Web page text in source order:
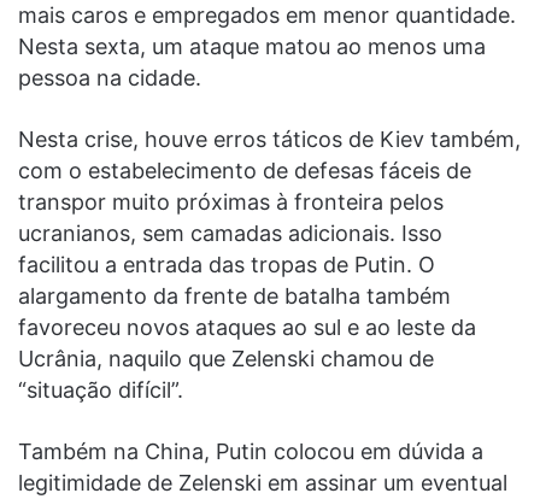
mais caros e empregados em menor quantidade.
Nesta sexta, um ataque matou ao menos uma
pessoa na cidade.
Nesta crise, houve erros táticos de Kiev também,
com o estabelecimento de defesas fáceis de
transpor muito próximas à fronteira pelos
ucranianos, sem camadas adicionais. Isso
facilitou a entrada das tropas de Putin. O
alargamento da frente de batalha também
favoreceu novos ataques ao sul e ao leste da
Ucrânia, naquilo que Zelenski chamou de
“situação difícil”.
Também na China, Putin colocou em dúvida a
legitimidade de Zelenski em assinar um eventual